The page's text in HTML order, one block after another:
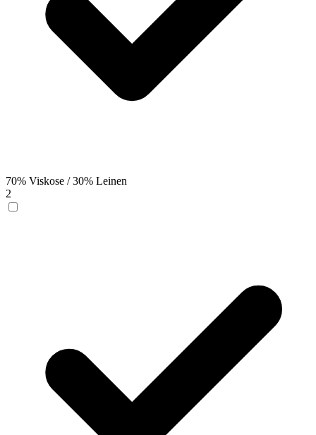
70% Viskose / 30% Leinen
2